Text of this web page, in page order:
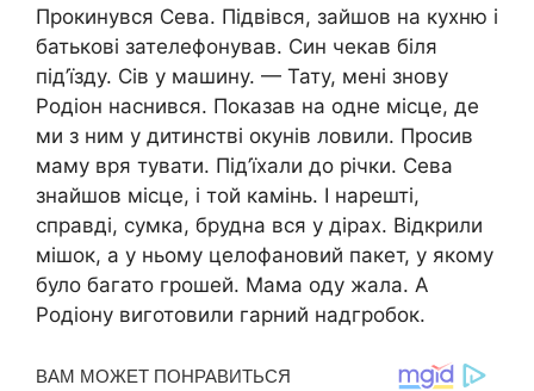
Прокинувся Сева. Підвівся, зайшов на кухню і
батькові зателефонував. Син чекав біля
під’їзду. Сів у машину. — Тату, мені знову
Родіон наснився. Показав на одне місце, де
ми з ним у дитинстві окунів ловили. Просив
маму вря тувати. Під’їхали до річки. Сева
знайшов місце, і той камінь. І нарешті,
справді, сумка, брудна вся у дірах. Відкрили
мішок, а у ньому целофановий пакет, у якому
було багато грошей. Мама оду жала. А
Родіону виготовили гарний надгробок.